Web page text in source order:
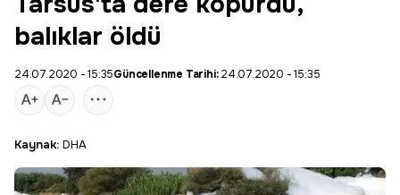
balıklar öldü
24.07.2020 - 15:35Güncellenme Tarihi:24.07.2020 - 15:35
Kaynak: DHA